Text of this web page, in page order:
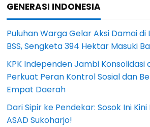
GENERASI INDONESIA
Puluhan Warga Gelar Aksi Damai di
BSS, Sengketa 394 Hektar Masuki
KPK Independen Jambi Konsolidasi
Perkuat Peran Kontrol Sosial dan
Empat Daerah
Dari Sipir ke Pendekar: Sosok Ini Kini
ASAD Sukoharjo!